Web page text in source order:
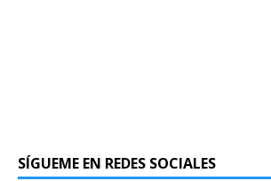
SÍGUEME EN REDES SOCIALES